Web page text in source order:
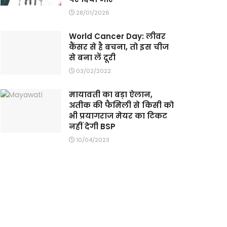
28/01/2026
World Cancer Day: लीवर
कैंसर से है बचना, तो इस चीज
से बना लें दूरी
03/02/2022
मायावती का बड़ा ऐलान,
अतीक की फैमिली से किसी को
भी प्रयागराज मेयर का टिकट
नहीं देगी BSP
10/04/2023